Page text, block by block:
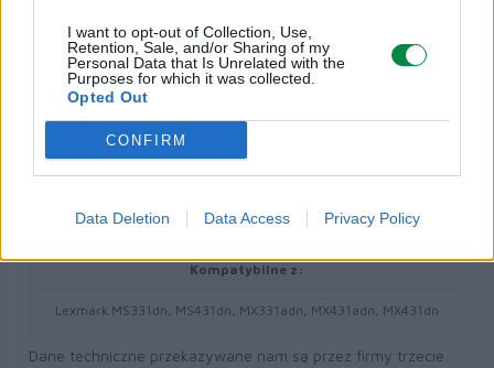
I want to opt-out of Collection, Use,
Retention, Sale, and/or Sharing of my
Personal Data that Is Unrelated with the
Purposes for which it was collected.
Opted Out
CONFIRM
Data Deletion Data Access Privacy Policy
Różne
Typ ceny:
Lexmark Cartridge Collection Program, Lexmark Return Program
Informacja o kompatybilnosci
Kompatybilne z:
Lexmark MS331dn, MS431dn, MX331adn, MX431adn, MX431dn
Dane techniczne przekazywane nam są przez firmy trzecie